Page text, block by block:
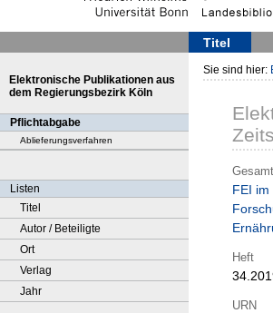
Titel
Elektronische Publikationen aus
dem Regierungsbezirk Köln
Pflichtabgabe
Ablieferungsverfahren
Listen
Titel
Autor / Beteiligte
Ort
Verlag
Jahr
Sie sind hier:
FEI
Heft
URN